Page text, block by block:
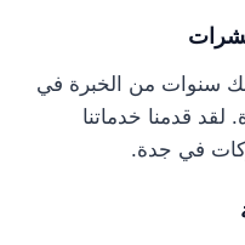
سنوات من الخبرة في
قدمنا خدماتنا
في جدة.